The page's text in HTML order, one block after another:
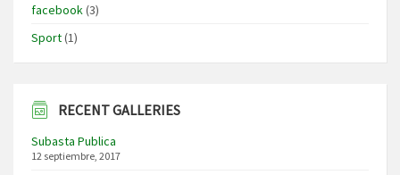
facebook(3)
Sport(1)
RECENT GALLERIES
Subasta Publica
12 septiembre, 2017